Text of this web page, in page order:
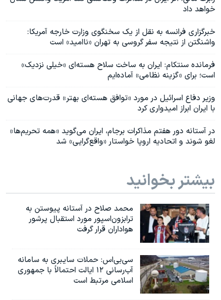
خواهد داد
خبرگزاری فرانسه به نقل از یک سخنگوی وزارت خارجه آمریکا:
واشنگتن از نتیجه سفر گروسی به تهران «ناامید» است
فرمانده سنتکام: ایران به ساخت سلاح هسته‌ای «خیلی نزدیک»
است؛ برای «گزینه نظامی» آماده‌ایم
وزیر دفاع اسرائیل در مورد «توافق هسته‌ای بهتر» قدرت‌های جهانی
با ایران ابراز امیدواری کرد
در آستانه دور هفتم مذاکرات برجام، ایران می‌گوید «همه تحریم‌ها»
لغو شوند و اتحادیه اروپا خواستار «واقع‌گرایی» شد
بیشتر بخوانید
محمد صلاح در آستانه پیوستن به
ترابزون‌اسپور مورد استقبال پرشور
هواداران قرار گرفت
سی‌بی‌اس: حملات سایبری به سامانه
آب‌رسانی ۱۲ ایالت احتمالاً با جمهوری
اسلامی مرتبط است